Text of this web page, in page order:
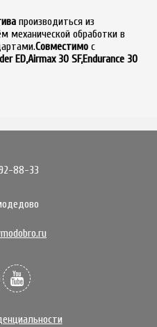
производиться из
механической обработки в
Совместимо с
ED,Airmax 30 SF,Endurance 30
88-33